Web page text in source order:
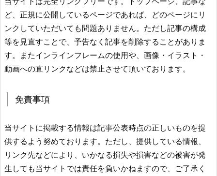
ど、正規に公開しているページであれば、どのページにリ
ンクしていただいても問題ありません。ただし記事の構成
等を見直すことで、予告なく記事を削除することがありま
す。またインラインフレームの使用や、画像・イラスト・
動画への直リンクなどは禁止させて頂いております。
免責事項
当サイトに掲載する情報は記事公表時点の正しいものを提
供するよう努めております。ただし、提供している情報、
リンク先などにより、いかなる損失や損害などの被害が発
生しても当サイトでは責任を負いかねますので、ご了承く